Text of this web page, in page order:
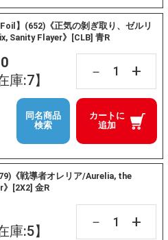
Foil】(652)《正気の剝ぎ取り、ゼルリ
Sanity Flayer》[CLB] 青R
庫:7】
－ +
カートに
追加
同名商品
検索
《戦導者オレリア/Aurelia, the
》[2X2] 金R
庫:5】
－ +